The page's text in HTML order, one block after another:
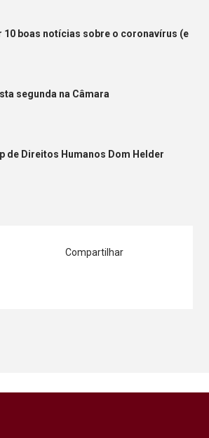
10 boas notícias sobre o coronavírus (e
segunda na Câmara
de Direitos Humanos Dom Helder
Compartilhar